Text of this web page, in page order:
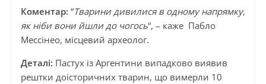
Коментар: “Тварини дивилися в одному напрямку,
як ніби вони йшли до чогось“, – каже Пабло
Мессінео, місцевий археолог.
Деталі: Пастух із Аргентини випадково виявив
рештки доісторичних тварин, що вимерли 10